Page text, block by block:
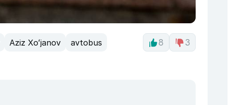
Aziz Xoʻjanov
avtobus
8 3